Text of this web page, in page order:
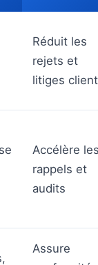
Réduit les
rejets et
litiges
Accélère
rappels et
audits
Assure